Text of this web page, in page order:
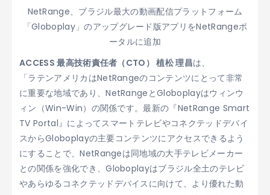
NetRange、ブラジル最大の動画配信プラットフォーム
「Globoplay」のアップグレード版アプリをNetRangeポ
ータルに追加
ACCESS 最高技術責任者（CTO） 植松 理昌は、
「ラテンアメリカはNetRangeのコンテンツにとって非常
に重要な地域であり、NetRangeとGloboplayはウィンウ
ィン（Win-Win）の関係です。最新の『NetRange Smart
TV Portal』によってスマートテレビやコネクテッドデバイ
スからGloboplayの主要コンテンツにアクセスできるよう
にすることで、NetRangeは同地域の大手テレビメーカー
との関係を強化でき、Globoplayはブラジル全土のテレビ
やあらゆるコネクテッドデバイスに向けて、より優れた動